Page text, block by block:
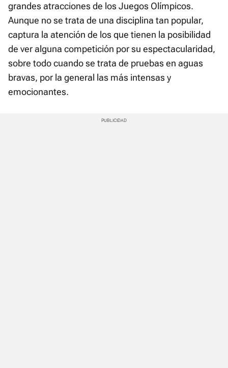
grandes atracciones de los Juegos Olímpicos.
Aunque no se trata de una disciplina tan popular,
captura la atención de los que tienen la posibilidad
de ver alguna competición por su espectacularidad,
sobre todo cuando se trata de pruebas en aguas
bravas, por la general las más intensas y
emocionantes.